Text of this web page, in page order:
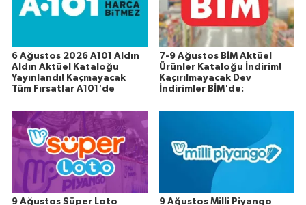
6 Ağustos 2026 A101 Aldın
Aldın Aktüel Kataloğu
Yayınlandı! Kaçmayacak
Tüm Fırsatlar A101'de
7-9 Ağustos BİM Aktüel
Ürünler Kataloğu İndirim!
Kaçırılmayacak Dev
İndirimler BİM'de:
9 Ağustos Süper Loto
9 Ağustos Milli Piyango